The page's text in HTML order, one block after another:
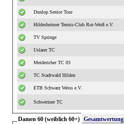
Dunlop Senior Tour
Hildesheimer Tennis-Club Rot-Weiß e.V.
TV Springe
Uslarer TC
Meidericher TC 03
TC Stadtwald Hilden
ETB Schwarz Weiss e.V.
Schweriner TC
Damen 60 (weiblich 60+) Gesamtwertung